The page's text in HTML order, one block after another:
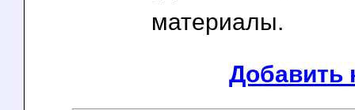
материалы.
Добавить